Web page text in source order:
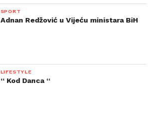
SPORT
Adnan Redžović u Vijeću ministara BiH
LIFESTYLE
“ Kod Danca “